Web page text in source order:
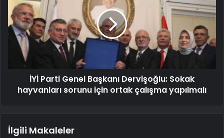
İYİ Parti Genel Başkanı Dervişoğlu: Sokak
hayvanları sorunu için ortak çalışma yapılmalı
İlgili Makaleler